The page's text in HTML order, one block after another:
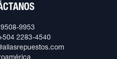
9953
2283-4540